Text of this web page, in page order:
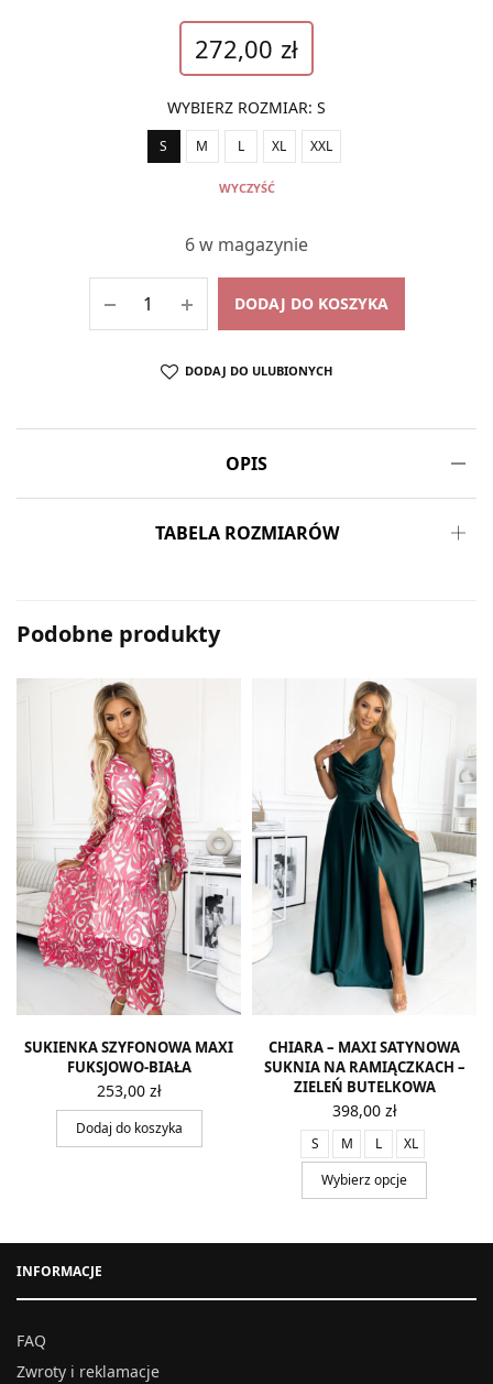
272,00 zł
WYBIERZ ROZMIAR: S
S M L XL XXL
WYCZYŚĆ
6 w magazynie
DODAJ DO KOSZYKA
DODAJ DO ULUBIONYCH
OPIS
TABELA ROZMIARÓW
Podobne produkty
SUKIENKA SZYFONOWA MAXI
FUKSJOWO-BIAŁA
253,00 zł
Dodaj do koszyka
CHIARA – MAXI SATYNOWA
SUKNIA NA RAMIĄCZKACH –
ZIELEŃ BUTELKOWA
398,00 zł
S M L
XL
Wybierz opcje
INFORMACJE
FAQ
Zwroty i reklamacje